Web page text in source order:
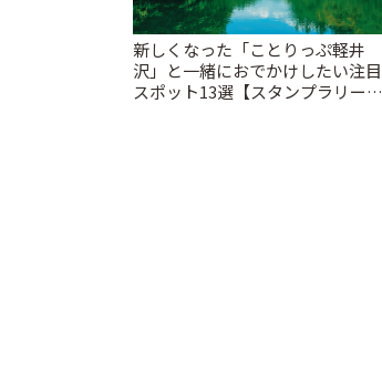
新しくなった「ことりっぷ軽井
沢」と一緒におでかけしたい注目
スポット13選【スタンプラリー開